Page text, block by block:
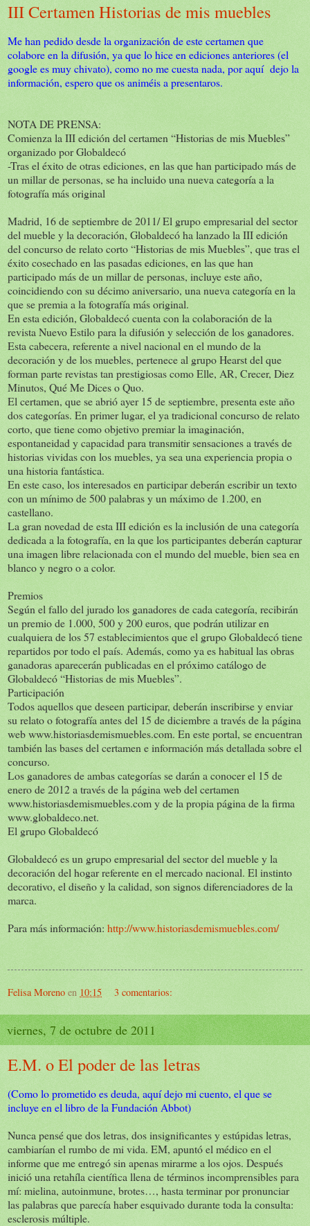
III Certamen Historias de mis muebles
Me han pedido desde la organización de este certamen que
colabore en la difusión, ya que lo hice en ediciones anteriores (el
google es muy chivato), como no me cuesta nada, por aquí dejo la
información, espero que os animéis a presentaros.
NOTA DE PRENSA:
Comienza la III edición del certamen “Historias de mis Muebles”
organizado por Globaldecó
-Tras el éxito de otras ediciones, en las que han participado más de
un millar de personas, se ha incluido una nueva categoría a la
fotografía más original
Madrid, 16 de septiembre de 2011/ El grupo empresarial del sector
del mueble y la decoración, Globaldecó ha lanzado la III edición
del concurso de relato corto “Historias de mis Muebles”, que tras el
éxito cosechado en las pasadas ediciones, en las que han
participado más de un millar de personas, incluye este año,
coincidiendo con su décimo aniversario, una nueva categoría en la
que se premia a la fotografía más original.
En esta edición, Globaldecó cuenta con la colaboración de la
revista Nuevo Estilo para la difusión y selección de los ganadores.
Esta cabecera, referente a nivel nacional en el mundo de la
decoración y de los muebles, pertenece al grupo Hearst del que
forman parte revistas tan prestigiosas como Elle, AR, Crecer, Diez
Minutos, Qué Me Dices o Quo.
El certamen, que se abrió ayer 15 de septiembre, presenta este año
dos categorías. En primer lugar, el ya tradicional concurso de relato
corto, que tiene como objetivo premiar la imaginación,
espontaneidad y capacidad para transmitir sensaciones a través de
historias vividas con los muebles, ya sea una experiencia propia o
una historia fantástica.
En este caso, los interesados en participar deberán escribir un texto
con un mínimo de 500 palabras y un máximo de 1.200, en
castellano.
La gran novedad de esta III edición es la inclusión de una categoría
dedicada a la fotografía, en la que los participantes deberán capturar
una imagen libre relacionada con el mundo del mueble, bien sea en
blanco y negro o a color.
Premios
Según el fallo del jurado los ganadores de cada categoría, recibirán
un premio de 1.000, 500 y 200 euros, que podrán utilizar en
cualquiera de los 57 establecimientos que el grupo Globaldecó tiene
repartidos por todo el país. Además, como ya es habitual las obras
ganadoras aparecerán publicadas en el próximo catálogo de
Globaldecó “Historias de mis Muebles”.
Participación
Todos aquellos que deseen participar, deberán inscribirse y enviar
su relato o fotografía antes del 15 de diciembre a través de la página
web www.historiasdemismuebles.com. En este portal, se encuentran
también las bases del certamen e información más detallada sobre el
concurso.
Los ganadores de ambas categorías se darán a conocer el 15 de
enero de 2012 a través de la página web del certamen
www.historiasdemismuebles.com y de la propia página de la firma
www.globaldeco.net.
El grupo Globaldecó
Globaldecó es un grupo empresarial del sector del mueble y la
decoración del hogar referente en el mercado nacional. El instinto
decorativo, el diseño y la calidad, son signos diferenciadores de la
marca.
Para más información: http://www.historiasdemismuebles.com/
Felisa Moreno en 10:15 3 comentarios:
viernes, 7 de octubre de 2011
E.M. o El poder de las letras
(Como lo prometido es deuda, aquí dejo mi cuento, el que se
incluye en el libro de la Fundación Abbot)
Nunca pensé que dos letras, dos insignificantes y estúpidas letras,
cambiarían el rumbo de mi vida. EM, apuntó el médico en el
informe que me entregó sin apenas mirarme a los ojos. Después
inició una retahíla científica llena de términos incomprensibles para
mí: mielina, autoinmune, brotes…, hasta terminar por pronunciar
las palabras que parecía haber esquivado durante toda la consulta:
esclerosis múltiple.